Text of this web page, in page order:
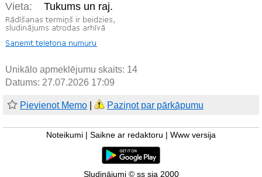
Vieta: Tukums un raj.
Unikālo apmeklējumu skaits: 14
Datums: 27.07.2026 17:09
Pievienot Memo Paziņot par pārkāpumu
Noteikumi Saikne ar redaktoru Www versija
Sludinājumi © ss sia 2000